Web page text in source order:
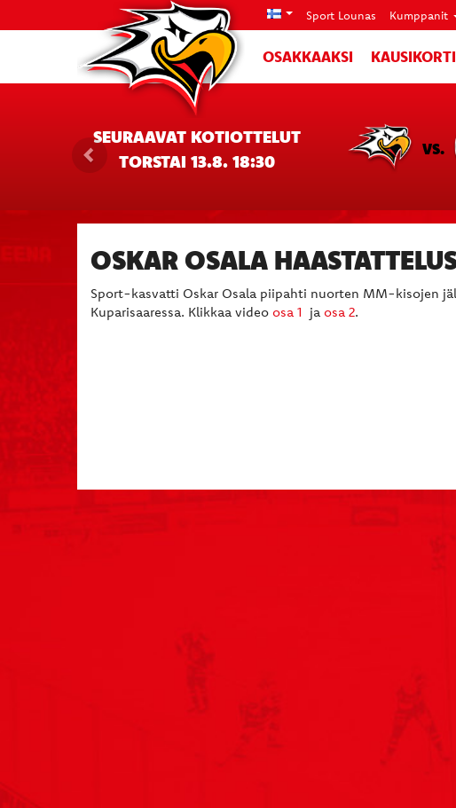
Sport Lounas Kumppanit
OSAKKAAKSI
SEURAAVAT KOTIOTTELUT
TORSTAI 13.8. 18:30
VS.
OSKAR OSALA
Sport-kasvatti Oskar Osala piipahti nuorten MM-kisojen
Kuparisaaressa. Klikkaa video osa 1 ja osa 2.